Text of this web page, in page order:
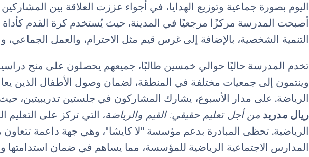
اليوم بصورة جماعية وتوزيع الهدايا، في أجواء عززت العلاقة بين
أصبحت المدرسة مركزًا مرجعيًا في المدينة، حيث يُستخدم كرة القدم كأداة
التنمية الشخصية، بالإضافة إلى غرس قيم مثل الاحترام، والعمل الجماعي،
وينتمون إلى جمعيات مختلفة في المنطقة، لضمان وصول الأطفال الذين
الرياضة. على مدار الأسبوع، يشارك المشاركون في جلستين تدريبيتين،
ريال مدريد من أجل تعليم حقيقي: القيم والرياضة، التي تركز على
المدارس الاجتماعية الرياضية للمؤسسة، مما يساهم في ضمان استدامتها